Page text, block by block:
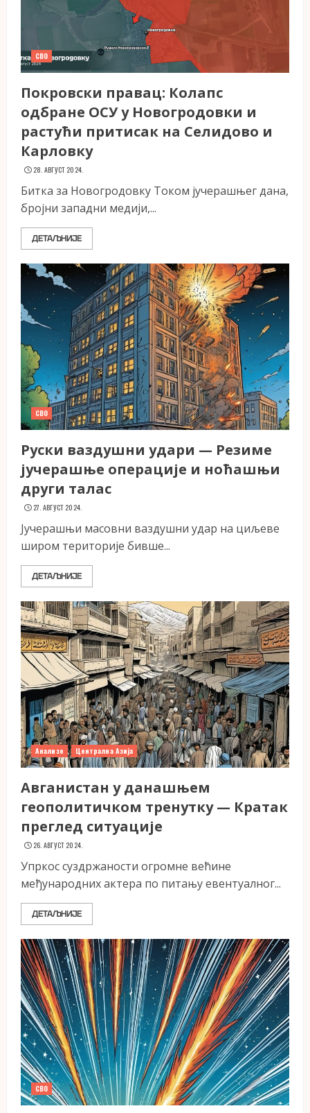
СВО
Покровски правац: Колапс
одбране ОСУ у Новогродовки и
растући притисак на Селидово и
Карловку
28. АВГУСТ 2024.
Битка за Новогродовку Током јучерашњег дана,
бројни западни медији,...
ДЕТАЉНИЈЕ
СВО
Руски ваздушни удари — Резиме
јучерашње операције и ноћашњи
други талас
27. АВГУСТ 2024.
Јучерашњи масовни ваздушни удар на циљеве
широм територије бивше...
ДЕТАЉНИЈЕ
Анализе Централна Азија
Авганистан у данашњем
геополитичком тренутку — Кратак
преглед ситуације
26. АВГУСТ 2024.
Упркос суздржаности огромне већине
међународних актера по питању евентуалног...
ДЕТАЉНИЈЕ
СВО